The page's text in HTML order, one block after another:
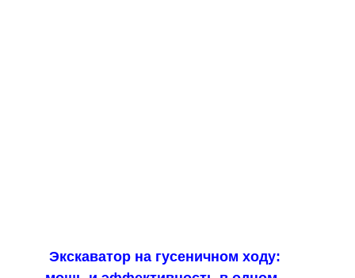
Экскаватор на гусеничном ходу: